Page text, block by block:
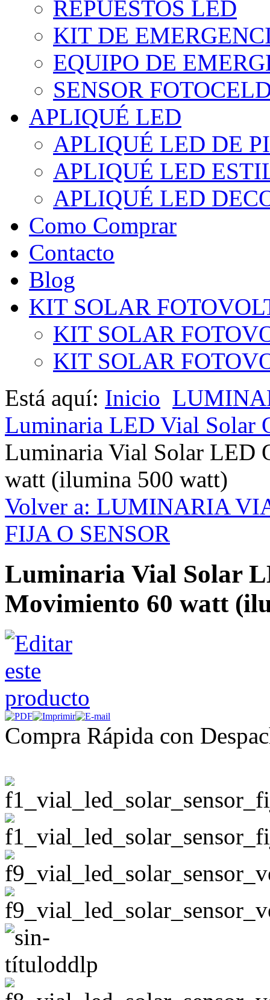
REPUESTOS LED
KIT DE
EQUIPO DE
SENSOR
APLIQUÉ LED
APLIQUÉ LED DE
APLIQUÉ LED
APLIQUÉ LED
Como Comprar
Contacto
Blog
KIT SOLAR
KIT SOLAR
KIT SOLAR
Está aquí: Inicio
Luminaria LED Vial Solar
Luminaria Vial Solar LED
watt (ilumina 500 watt)
Volver a: LUMINARIA
FIJA O SENSOR
Luminaria Vial Solar
Movimiento 60 watt
Compra Rápida con